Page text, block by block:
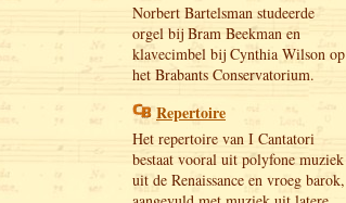
Norbert Bartelsman studeerde
orgel bij Bram Beekman en
klavecimbel bij Cynthia Wilson op
het Brabants Conservatorium.
Repertoire
Het repertoire van I Cantatori
bestaat vooral uit polyfone muziek
uit de Renaissance en vroeg barok,